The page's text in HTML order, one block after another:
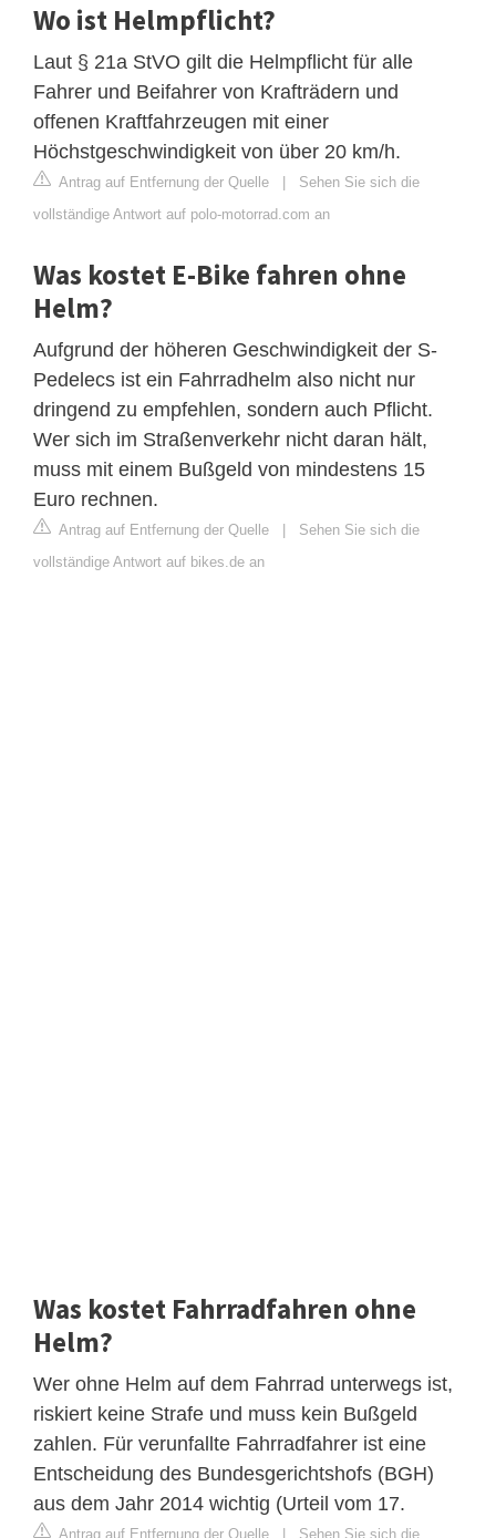
Wo ist Helmpflicht?
Laut § 21a StVO gilt die Helmpflicht für alle
Fahrer und Beifahrer von Krafträdern und
offenen Kraftfahrzeugen mit einer
Höchstgeschwindigkeit von über 20 km/h.
Antrag auf Entfernung der Quelle | Sehen Sie sich die
vollständige Antwort auf polo-motorrad.com an
Was kostet E-Bike fahren ohne
Helm?
Aufgrund der höheren Geschwindigkeit der S-
Pedelecs ist ein Fahrradhelm also nicht nur
dringend zu empfehlen, sondern auch Pflicht.
Wer sich im Straßenverkehr nicht daran hält,
muss mit einem Bußgeld von mindestens 15
Euro rechnen.
Antrag auf Entfernung der Quelle | Sehen Sie sich die
vollständige Antwort auf bikes.de an
Was kostet Fahrradfahren ohne
Helm?
Wer ohne Helm auf dem Fahrrad unterwegs ist,
riskiert keine Strafe und muss kein Bußgeld
zahlen. Für verunfallte Fahrradfahrer ist eine
Entscheidung des Bundesgerichtshofs (BGH)
aus dem Jahr 2014 wichtig (Urteil vom 17.
Antrag auf Entfernung der Quelle | Sehen Sie sich die